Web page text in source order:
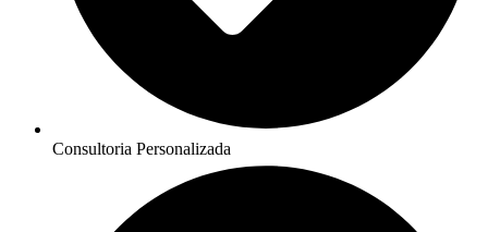
Consultoria Personalizada